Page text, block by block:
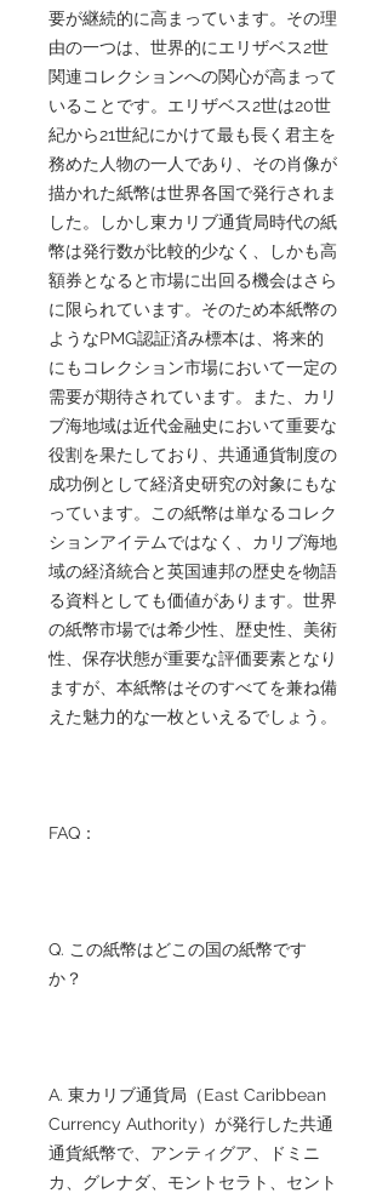
要が継続的に高まっています。その理
由の一つは、世界的にエリザベス2世
関連コレクションへの関心が高まって
いることです。エリザベス2世は20世
紀から21世紀にかけて最も長く君主を
務めた人物の一人であり、その肖像が
描かれた紙幣は世界各国で発行されま
した。しかし東カリブ通貨局時代の紙
幣は発行数が比較的少なく、しかも高
額券となると市場に出回る機会はさら
に限られています。そのため本紙幣の
ようなPMG認証済み標本は、将来的
にもコレクション市場において一定の
需要が期待されています。また、カリ
ブ海地域は近代金融史において重要な
役割を果たしており、共通通貨制度の
成功例として経済史研究の対象にもな
っています。この紙幣は単なるコレク
ションアイテムではなく、カリブ海地
域の経済統合と英国連邦の歴史を物語
る資料としても価値があります。世界
の紙幣市場では希少性、歴史性、美術
性、保存状態が重要な評価要素となり
ますが、本紙幣はそのすべてを兼ね備
えた魅力的な一枚といえるでしょう。
FAQ：
Q. この紙幣はどこの国の紙幣です
か？
A. 東カリブ通貨局（East Caribbean
Currency Authority）が発行した共通
通貨紙幣で、アンティグア、ドミニ
カ、グレナダ、モントセラト、セント